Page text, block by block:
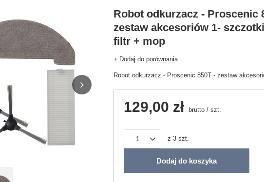
Robot odkurzacz - Proscenic
zestaw akcesoriów 1-
filtr + mop
+ Dodaj do porównania
Robot odkurzacz - Proscenic 850T - zestaw
129,00 zł brutto / szt.
z 3 szt.
Dodaj do koszyka